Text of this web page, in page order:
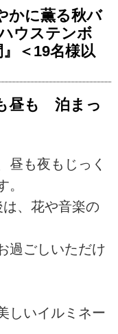
かに薫る秋バ
ウステンボ
＜19名様以
昼も 泊まっ
昼も夜もじっく
。
、花や音楽の
過ごしいただけ
しいイルミネー